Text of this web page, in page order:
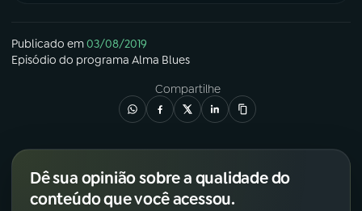
Publicado em03/08/2019
Episódio do programa Alma Blues
Compartilhe
Dê sua opinião sobre a qualidade do
conteúdo que você acessou.